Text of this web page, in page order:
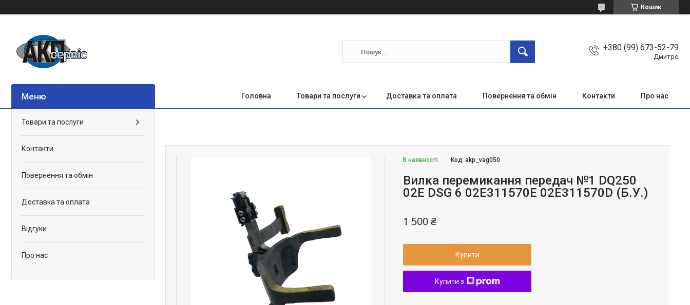
Кошик
+380 (99) 673-52-79
Дмитро
Головна Товари та послуги Доставка та оплата Повернення та обмін Контакти Про нас
В наявності Код:akp_vag050
Вилка перемикання передач №1 DQ250
02E DSG 6 02E311570E 02E311570D (Б.У.)
1 500 ₴
Купити
Купити з
Товари та послуги
Контакти
Повернення та обмін
Доставка та оплата
Відгуки
Про нас